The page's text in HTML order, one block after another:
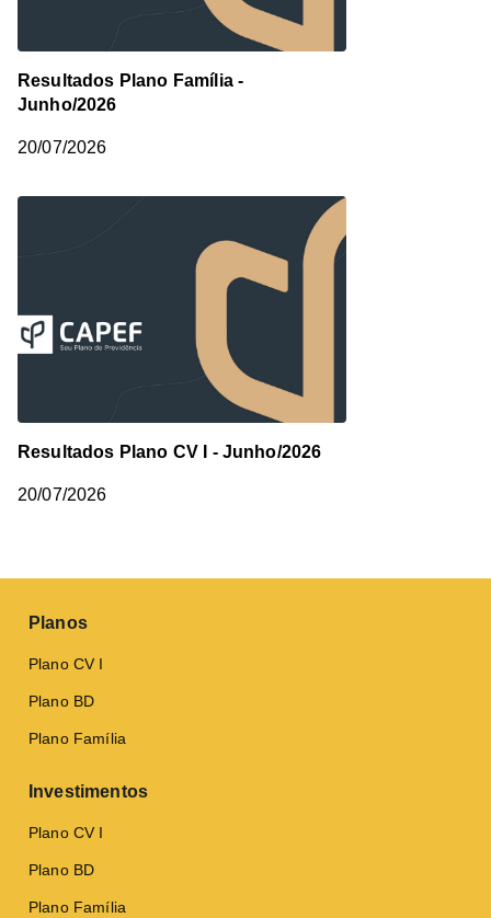
Resultados Plano Família -
Junho/2026
20/07/2026
Resultados Plano CV I - Junho/2026
20/07/2026
Planos
Plano CV I
Plano BD
Plano Família
Investimentos
Plano CV I
Plano BD
Plano Família